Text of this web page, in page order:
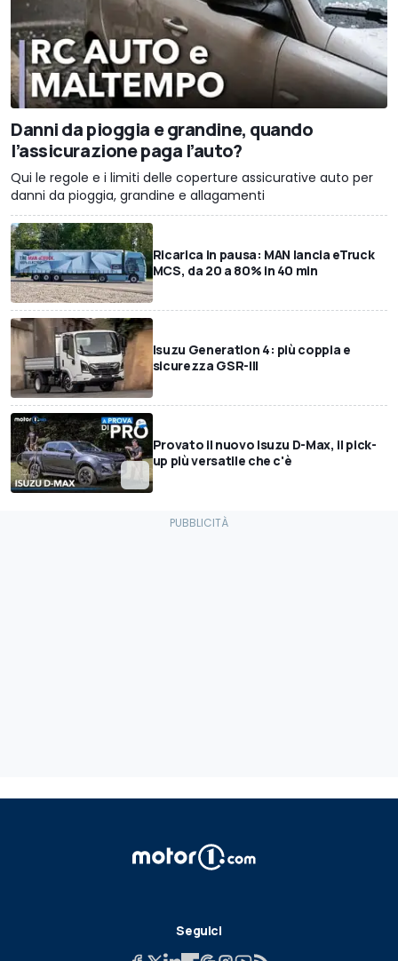
Danni da pioggia e grandine, quando
l’assicurazione paga l’auto?
Qui le regole e i limiti delle coperture assicurative auto per
danni da pioggia, grandine e allagamenti
Ricarica in pausa: MAN lancia eTruck
MCS, da 20 a 80% in 40 min
Isuzu Generation 4: più coppia e
sicurezza GSR-III
Provato il nuovo Isuzu D-Max, il pick-
up più versatile che c'è
Seguici